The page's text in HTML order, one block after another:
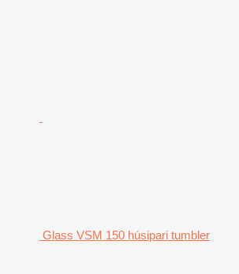
Glass VSM 150 húsipari tumbler